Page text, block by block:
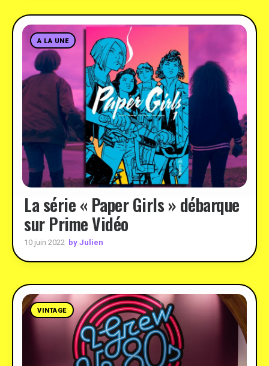
A LA UNE
La série « Paper Girls » débarque
sur Prime Vidéo
10 juin 2022 by Julien
VINTAGE